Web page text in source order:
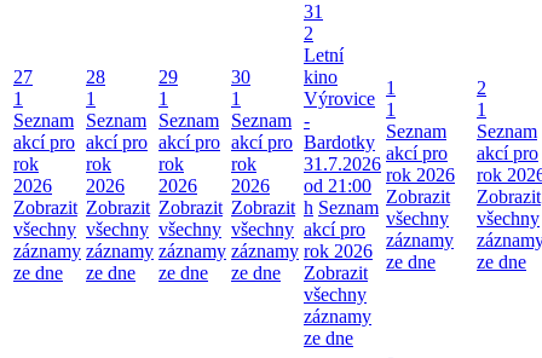
27
1
Seznam
akcí pro
rok
2026
Zobrazit
všechny
záznamy
ze dne
28
1
Seznam
akcí pro
rok
2026
Zobrazit
všechny
záznamy
ze dne
29
1
Seznam
akcí pro
rok
2026
Zobrazit
všechny
záznamy
ze dne
30
1
Seznam
akcí pro
rok
2026
Zobrazit
všechny
záznamy
ze dne
31
2
Letní
kino
Výrovice
-
Bardotky
31.7.2026
od 21:00
h Seznam
akcí pro
rok 2026
Zobrazit
všechny
záznamy
ze dne
1
1
Seznam
akcí pro
rok 2026
Zobrazit
všechny
záznamy
ze dne
2
1
Seznam
akcí pro
rok
Zobrazit
všechny
ze dne